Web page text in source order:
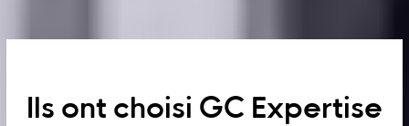
Ils ont choisi GC Expertise